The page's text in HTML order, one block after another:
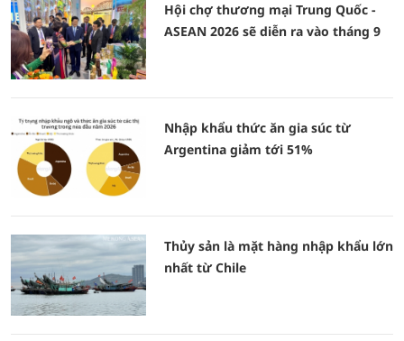
Hội chợ thương mại Trung Quốc -
ASEAN 2026 sẽ diễn ra vào tháng 9
Nhập khẩu thức ăn gia súc từ
Argentina giảm tới 51%
Thủy sản là mặt hàng nhập khẩu lớn
nhất từ Chile